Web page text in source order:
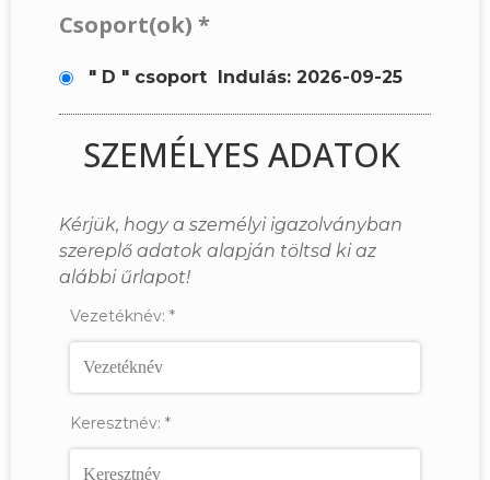
Csoport(ok) *
" D " csoport Indulás: 2026-09-25
SZEMÉLYES ADATOK
Kérjük, hogy a személyi igazolványban
szereplő adatok alapján töltsd ki az
alábbi űrlapot!
Vezetéknév: *
Keresztnév: *